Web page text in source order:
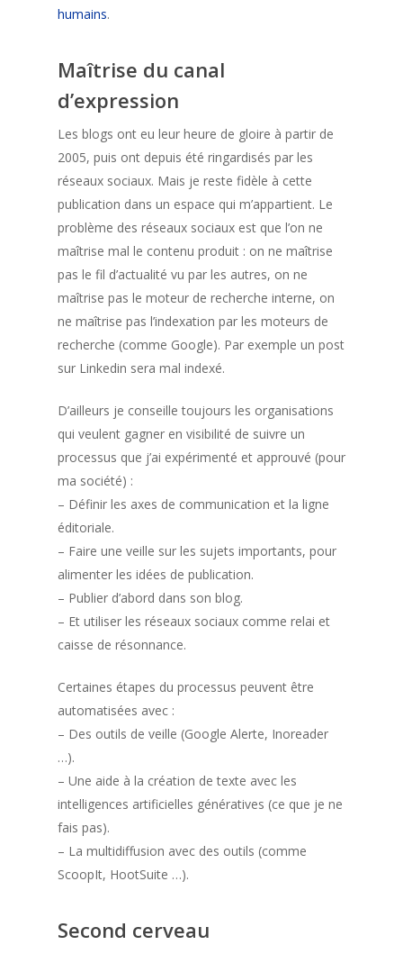
humains.
Maîtrise du canal
d’expression
Les blogs ont eu leur heure de gloire à partir de
2005, puis ont depuis été ringardisés par les
réseaux sociaux. Mais je reste fidèle à cette
publication dans un espace qui m’appartient. Le
problème des réseaux sociaux est que l’on ne
maîtrise mal le contenu produit : on ne maîtrise
pas le fil d’actualité vu par les autres, on ne
maîtrise pas le moteur de recherche interne, on
ne maîtrise pas l’indexation par les moteurs de
recherche (comme Google). Par exemple un post
sur Linkedin sera mal indexé.
D’ailleurs je conseille toujours les organisations
qui veulent gagner en visibilité de suivre un
processus que j’ai expérimenté et approuvé (pour
ma société) :
– Définir les axes de communication et la ligne
éditoriale.
– Faire une veille sur les sujets importants, pour
alimenter les idées de publication.
– Publier d’abord dans son blog.
– Et utiliser les réseaux sociaux comme relai et
caisse de résonnance.
Certaines étapes du processus peuvent être
automatisées avec :
– Des outils de veille (Google Alerte, Inoreader
…).
– Une aide à la création de texte avec les
intelligences artificielles génératives (ce que je ne
fais pas).
– La multidiffusion avec des outils (comme
ScoopIt, HootSuite …).
Second cerveau